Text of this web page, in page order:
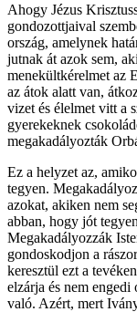
Ahogy Jézus
gondozottjaival
ország, amelynek
jutnak át azok sem,
menekültkérelmet az
az átok alatt van,
vizet és élelmet vitt a
gyerekeknek
megakadályozták
Ez a helyzet az,
tegyen.
azokat, akiken nem
abban, hogy jót
Megakadályozzák
gondoskodjon a
keresztül ezt a
elzárja és nem engedi
való. Azért, mert